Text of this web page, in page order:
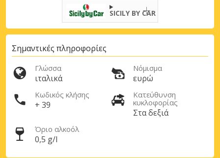
SICILY BY CAR
Σημαντικές πληροφορίες
Γλώσσα
ιταλικά
Νόμισμα
ευρώ
Κωδικός κλήσης
+ 39
Κατεύθυνση
κυκλοφορίας
Στα δεξιά
Όριο αλκοόλ
0,5 g/l